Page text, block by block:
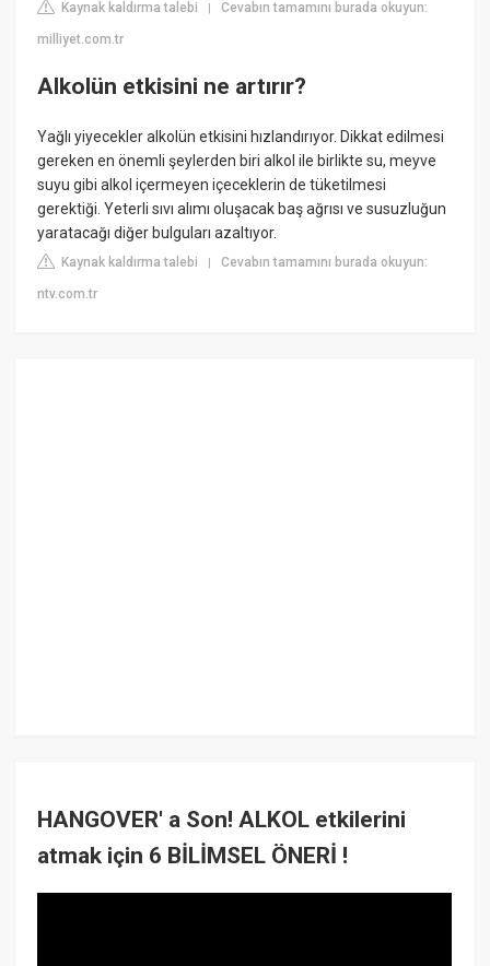
Kaynak kaldırma talebi |Cevabın tamamını burada okuyun:
milliyet.com.tr
Alkolün etkisini ne artırır?
Yağlı yiyecekler alkolün etkisini hızlandırıyor. Dikkat edilmesi
gereken en önemli şeylerden biri alkol ile birlikte su, meyve
suyu gibi alkol içermeyen içeceklerin de tüketilmesi
gerektiği. Yeterli sıvı alımı oluşacak baş ağrısı ve susuzluğun
yaratacağı diğer bulguları azaltıyor.
Kaynak kaldırma talebi |Cevabın tamamını burada okuyun:
ntv.com.tr
HANGOVER' a Son! ALKOL etkilerini
atmak için 6 BİLİMSEL ÖNERİ !